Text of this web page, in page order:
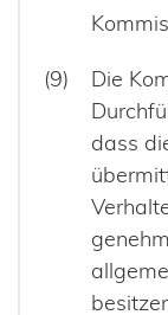
Die
dass